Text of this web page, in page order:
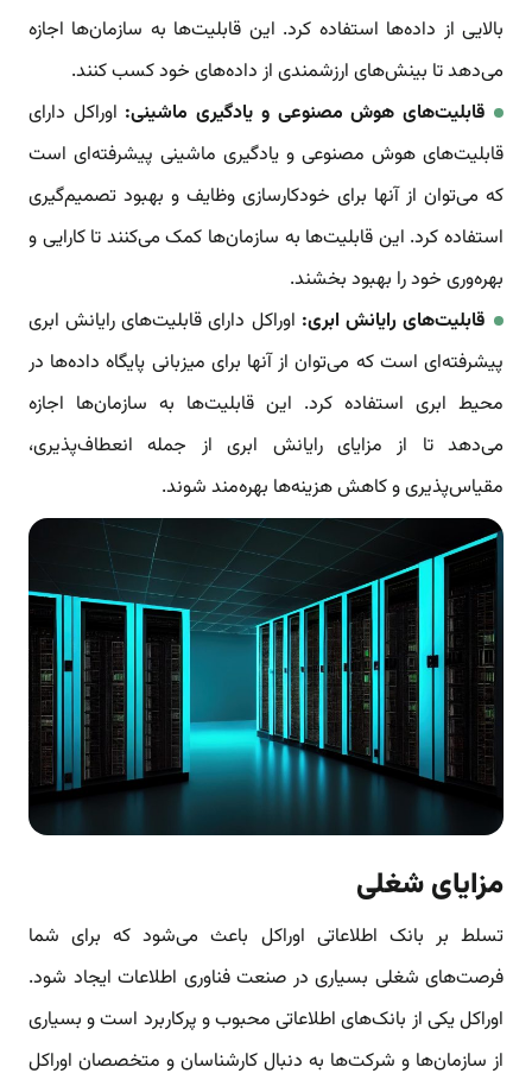
بالایی از داده‌ها استفاده کرد. این قابلیت‌ها به سازمان‌ها اجازه
می‌دهد تا بینش‌های ارزشمندی از داده‌های خود کسب کنند.
قابلیت‌های هوش مصنوعی و یادگیری ماشینی: اوراکل دارای
قابلیت‌های هوش مصنوعی و یادگیری ماشینی پیشرفته‌ای است
که می‌توان از آنها برای خودکارسازی وظایف و بهبود تصمیم‌گیری
استفاده کرد. این قابلیت‌ها به سازمان‌ها کمک می‌کنند تا کارایی و
بهره‌وری خود را بهبود بخشند.
قابلیت‌های رایانش ابری: اوراکل دارای قابلیت‌های رایانش ابری
پیشرفته‌ای است که می‌توان از آنها برای میزبانی پایگاه داده‌ها در
محیط ابری استفاده کرد. این قابلیت‌ها به سازمان‌ها اجازه
می‌دهد تا از مزایای رایانش ابری از جمله انعطاف‌پذیری،
مقیاس‌پذیری و کاهش هزینه‌ها بهره‌مند شوند.
مزایای شغلی
تسلط بر بانک اطلاعاتی اوراکل باعث می‌شود که برای شما
فرصت‌های شغلی بسیاری در صنعت فناوری اطلاعات ایجاد شود.
اوراکل یکی از بانک‌های اطلاعاتی محبوب و پرکاربرد است و بسیاری
از سازمان‌ها و شرکت‌ها به دنبال کارشناسان و متخصصان اوراکل